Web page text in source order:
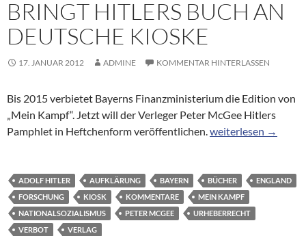
BRINGT HITLERS BUCH AN
DEUTSCHE KIOSKE
17. JANUAR 2012 ADMINE KOMMENTAR HINTERLASSEN
Bis 2015 verbietet Bayerns Finanzministerium die Edition von
„Mein Kampf“. Jetzt will der Verleger Peter McGee Hitlers
Pamphlet in Heftchenform veröffentlichen.„Mein Kampf“:
weiterlesen →
ADOLF HITLER AUFKLÄRUNG BAYERN BÜCHER
ENGLAND
FORSCHUNG
KIOSK KOMMENTARE
MEIN KAMPF
NATIONALSOZIALISMUS
PETER MCGEE
URHEBERRECHT
VERBOT
VERLAG